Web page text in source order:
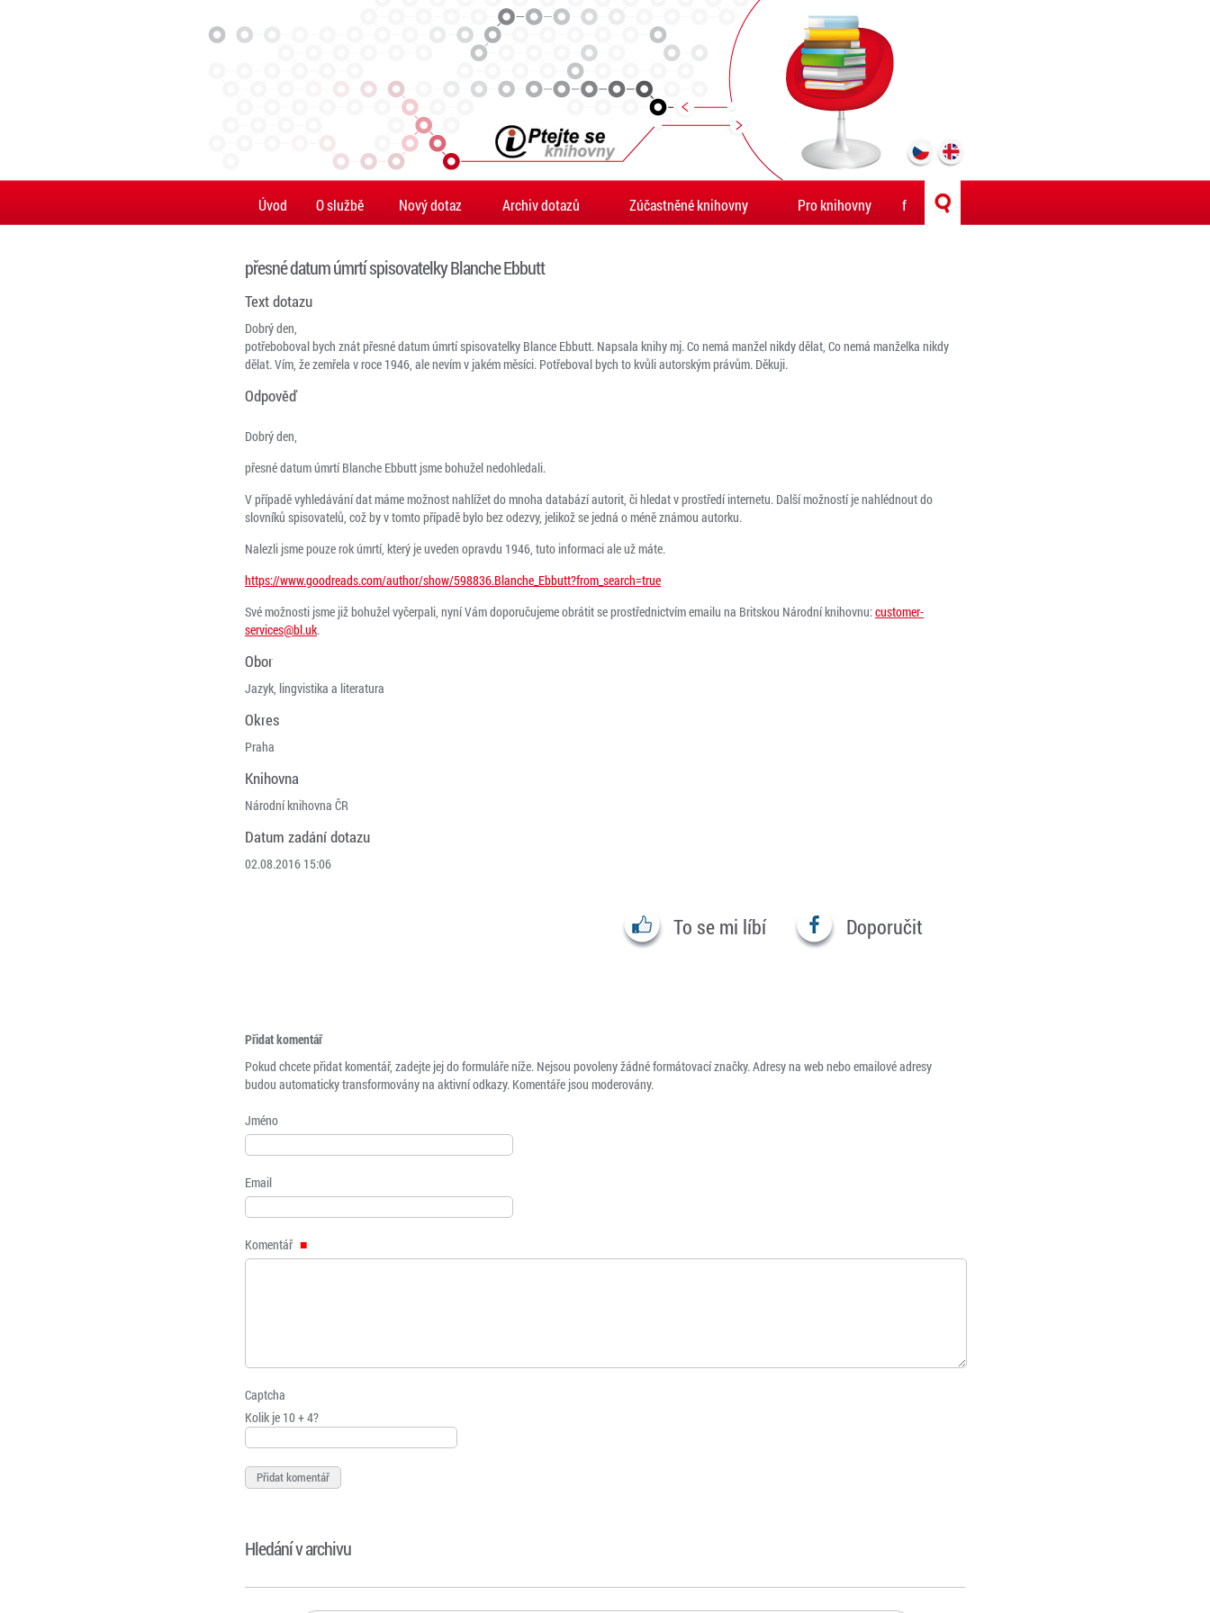
Úvod O službě Nový dotaz Archiv dotazů Zúčastněné knihovny Pro knihovny f
přesné datum úmrtí spisovatelky Blanche Ebbutt
Text dotazu
Dobrý den,
potřeboboval bych znát přesné datum úmrtí spisovatelky Blance Ebbutt. Napsala knihy mj. Co nemá manžel nikdy dělat, Co nemá manželka nikdy
dělat. Vím, že zemřela v roce 1946, ale nevím v jakém měsíci. Potřeboval bych to kvůli autorským právům. Děkuji.
Odpověď
Dobrý den,
přesné datum úmrtí Blanche Ebbutt jsme bohužel nedohledali.
V případě vyhledávání dat máme možnost nahlížet do mnoha databází autorit, či hledat v prostředí internetu. Další možností je nahlédnout do
slovníků spisovatelů, což by v tomto případě bylo bez odezvy, jelikož se jedná o méně známou autorku.
Nalezli jsme pouze rok úmrtí, který je uveden opravdu 1946, tuto informaci ale už máte.
https://www.goodreads.com/author/show/598836.Blanche_Ebbutt?from_search=true
Své možnosti jsme již bohužel vyčerpali, nyní Vám doporučujeme obrátit se prostřednictvím emailu na Britskou Národní knihovnu:customer-
services@bl.uk.
Obor
Jazyk, lingvistika a literatura
Okres
Praha
Knihovna
Národní knihovna ČR
Datum zadání dotazu
02.08.2016 15:06
To se mi líbí Doporučit
Přidat komentář
Pokud chcete přidat komentář, zadejte jej do formuláře níže. Nejsou povoleny žádné formátovací značky. Adresy na web nebo emailové adresy
budou automaticky transformovány na aktivní odkazy. Komentáře jsou moderovány.
Jméno
Email
Komentář
Captcha
Kolik je 10 + 4?
Hledání v archivu